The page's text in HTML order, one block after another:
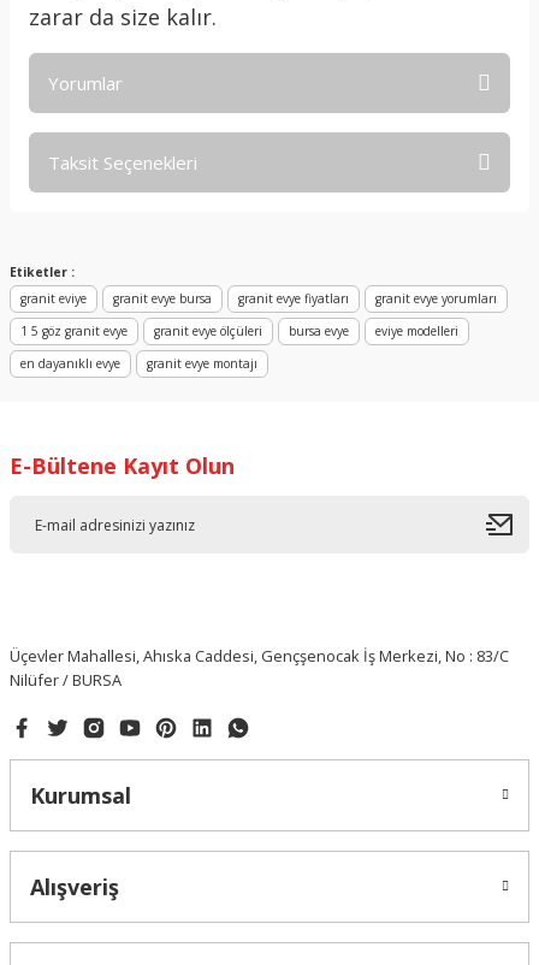
zarar da size kalır.
Yorumlar
Taksit Seçenekleri
Etiketler :
granit eviye
granit evye bursa granit evye fiyatları
granit evye yorumları
1 5 göz granit evye
granit evye ölçüleri bursa evye
eviye modelleri
en dayanıklı evye
granit evye montajı
E-Bültene Kayıt Olun
Üçevler Mahallesi, Ahıska Caddesi, Gençşenocak İş Merkezi, No : 83/C
Nilüfer / BURSA
Kurumsal
Alışveriş